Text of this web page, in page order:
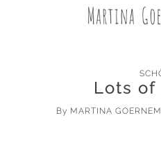
Lots of
By MARTINA